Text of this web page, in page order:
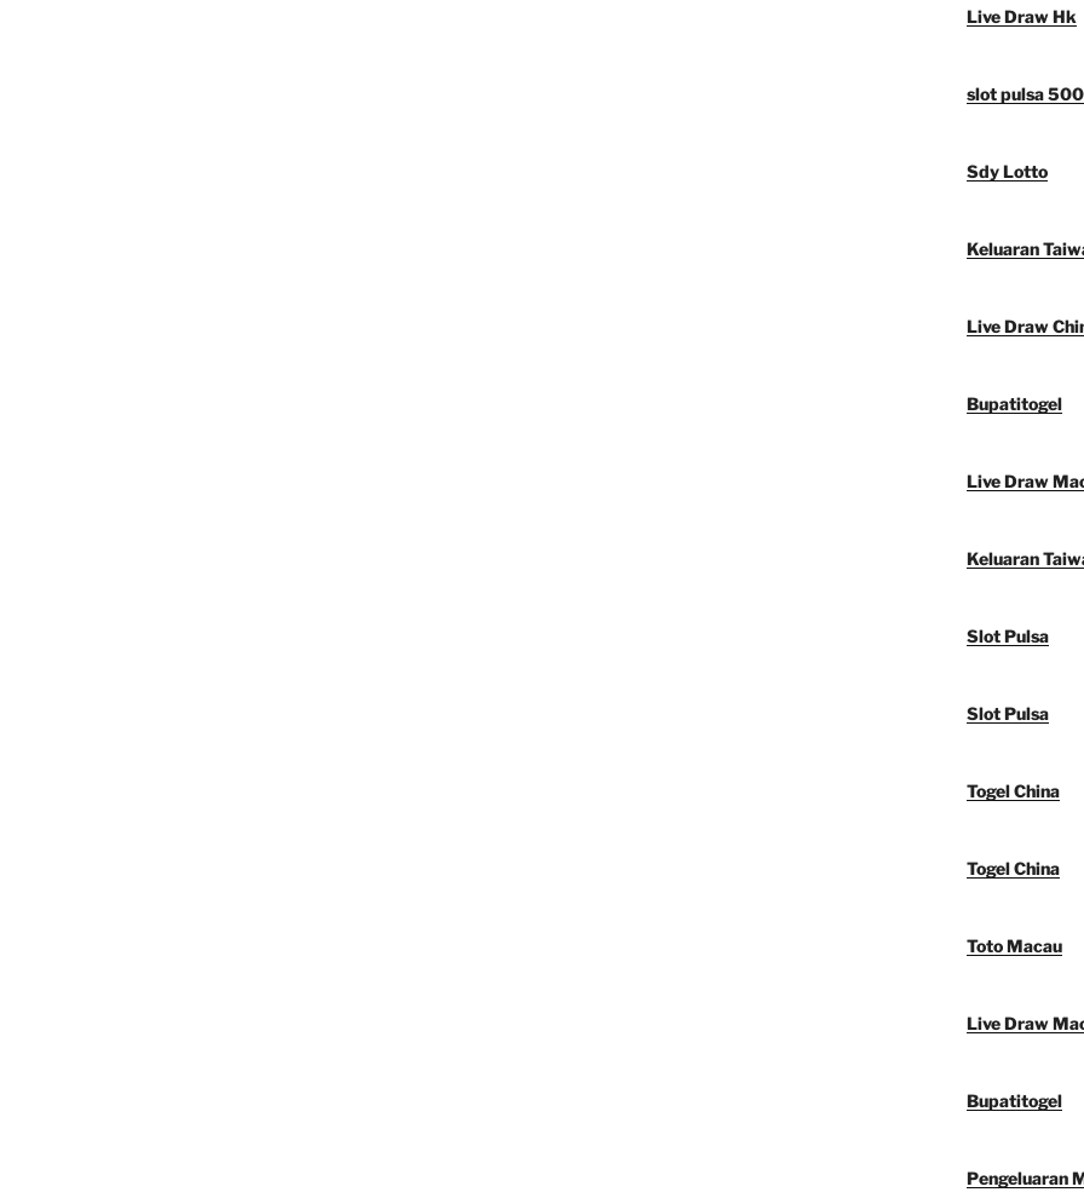
Live Draw Hk
slot pulsa
Sdy Lotto
Keluaran
Live Draw
Bupatitogel
Live Draw
Keluaran
Slot Pulsa
Slot Pulsa
Togel China
Togel China
Toto Macau
Live Draw
Bupatitogel
Pengeluaran